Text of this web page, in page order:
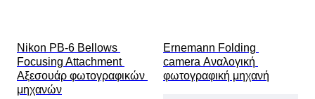
Nikon PB-6 Bellows
Focusing Attachment
Αξεσουάρ φωτογραφικών
μηχανών
Ernemann Folding
camera Αναλογική
φωτογραφική μηχανή